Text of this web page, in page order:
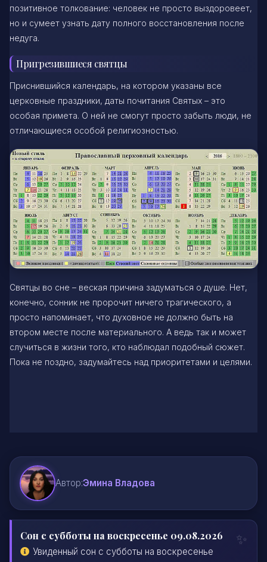
позитивное толкование: человек не просто выздоровеет,
но и сумеет узнать дату полного восстановления после
недуга.
Пригрезившиеся святцы
Приснившийся календарь, на котором указаны все
церковные праздники, даты почитания Святых – это
особая примета. О ней не смогут просто забыть люди, не
отличающиеся особой религиозностью.
Святцы во сне – веская причина задуматься о душе. Нет,
конечно, сонник не пророчит ничего трагического, а
просто напоминает, что духовное не должно быть на
втором месте после материального. А ведь так и может
случиться в жизни того, кто наблюдал подобный сюжет.
Пока не поздно, задумайтесь над приоритетами и целями.
Автор:Эмина Владова
Сон с субботы на воскресенье 09.08.2026
Увиденный сон с субботы на воскресенье